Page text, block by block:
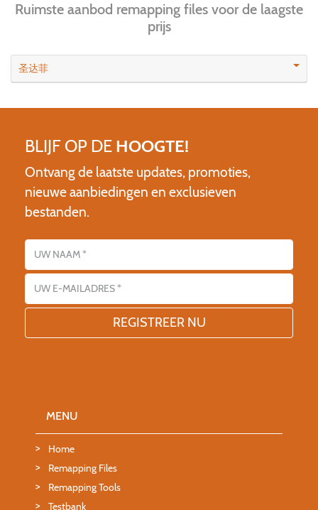
Ruimste aanbod remapping files voor de laagste
prijs
圣达菲
BLIJF OP DE HOOGTE!
Ontvang de laatste updates, promoties,
nieuwe aanbiedingen en exclusieven
bestanden.
Name
E-mailadres
MENU
Home
Remapping Files
Remapping Tools
Testbank